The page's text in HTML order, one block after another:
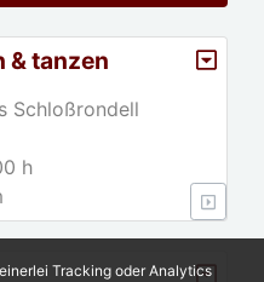
& tanzen
Schloßrondell
h
Tracking oder Analytics